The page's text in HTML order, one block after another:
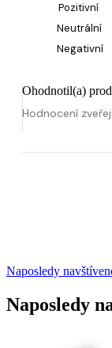
Pozitivní
Neutrální
Negativní
Ohodnotil(a)
Hodnocení
Naposledy
Naposledy